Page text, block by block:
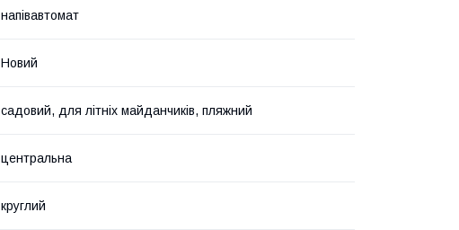
напівавтомат
Новий
садовий, для літніх майданчиків, пляжний
центральна
круглий